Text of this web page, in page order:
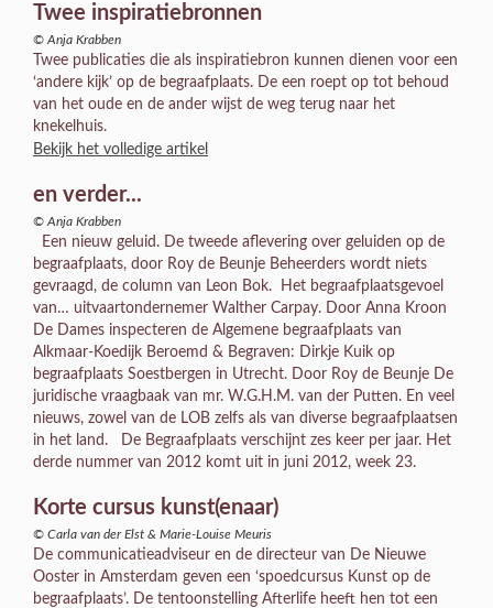
Twee inspiratiebronnen
© Anja Krabben
Twee publicaties die als inspiratiebron kunnen dienen voor een
‘andere kijk’ op de begraafplaats. De een roept op tot behoud
van het oude en de ander wijst de weg terug naar het
knekelhuis.
Bekijk het volledige artikel
en verder...
© Anja Krabben
Een nieuw geluid. De tweede aflevering over geluiden op de
begraafplaats, door Roy de Beunje Beheerders wordt niets
gevraagd, de column van Leon Bok. Het begraafplaatsgevoel
van… uitvaartondernemer Walther Carpay. Door Anna Kroon
De Dames inspecteren de Algemene begraafplaats van
Alkmaar-Koedijk Beroemd & Begraven: Dirkje Kuik op
begraafplaats Soestbergen in Utrecht. Door Roy de Beunje De
juridische vraagbaak van mr. W.G.H.M. van der Putten. En veel
nieuws, zowel van de LOB zelfs als van diverse begraafplaatsen
in het land. De Begraafplaats verschijnt zes keer per jaar. Het
derde nummer van 2012 komt uit in juni 2012, week 23.
Korte cursus kunst(enaar)
© Carla van der Elst & Marie-Louise Meuris
De communicatieadviseur en de directeur van De Nieuwe
Ooster in Amsterdam geven een ‘spoedcursus Kunst op de
begraafplaats’. De tentoonstelling Afterlife heeft hen tot een